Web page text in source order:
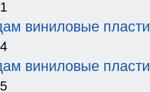
виниловые
виниловые